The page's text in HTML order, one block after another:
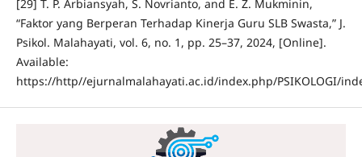
[29] T. P. Arbiansyah, S. Novrianto, and E. Z. Mukminin,
“Faktor yang Berperan Terhadap Kinerja Guru SLB Swasta,” J.
Psikol. Malahayati, vol. 6, no. 1, pp. 25–37, 2024, [Online].
Available:
https://http//ejurnalmalahayati.ac.id/index.php/PSIKOLOGI/